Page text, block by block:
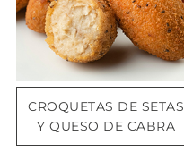
CROQUETAS DE SETAS
Y QUESO DE CABRA